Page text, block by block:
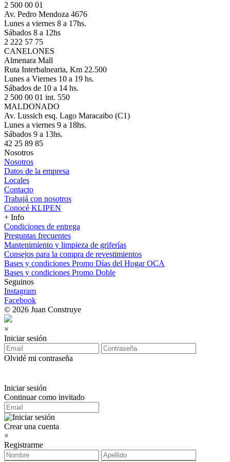
2 500 00 01
Av. Pedro Mendoza 4676
Lunes a viernes 8 a 17hs.
Sábados 8 a 12hs
2 222 57 75
CANELONES
Almenara Mall
Ruta Interbalnearia, Km 22.500
Lunes a Viernes 10 a 19 hs.
Sábados de 10 a 14 hs.
2 500 00 01 int. 550
MALDONADO
Av. Lussich esq. Lago Maracaibo (C1)
Lunes a viernes 9 a 18hs.
Sábados 9 a 13hs.
42 25 89 85
Nosotros
Nosotros
Datos de la empresa
Locales
Contacto
Trabajá con nosotros
Conocé KLIPEN
+ Info
Condiciones de entrega
Preguntas frecuentes
Mantenimiento y limpieza de griferías
Consejos para la compra de revestimientos
Bases y condiciones Promo Días del Hogar OCA
Bases y condiciones Promo Doble
Seguinos
Instagram
Facebook
© 2026 Juan Construye
×
Iniciar sesión
Olvidé mi contraseña
Iniciar sesión
Continuar como invitado
Crear una cuenta
×
Registrarme